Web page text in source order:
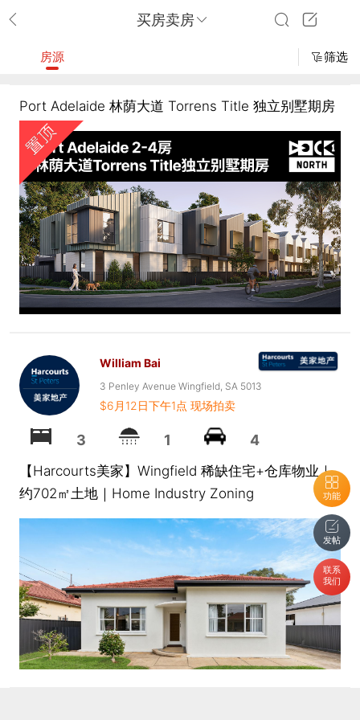
买房卖房
功能
发帖
联系
我们
房源 筛选
Port Adelaide 林荫大道 Torrens Title 独立别墅期房
William Bai
3 Penley Avenue Wingfield, SA 5013
$6月12日下午1点 现场拍卖
3 1 4
【Harcourts美家】Wingfield 稀缺住宅+仓库物业｜
约702㎡土地｜Home Industry Zoning